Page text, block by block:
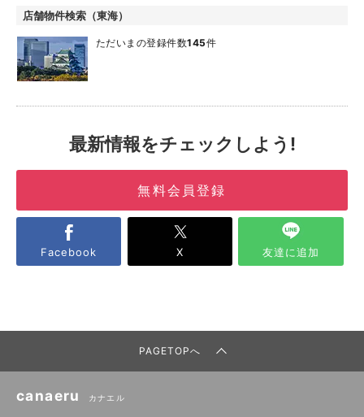
店舗物件検索（東海）
ただいまの登録件数145件
最新情報をチェックしよう!
無料会員登録
Facebook X 友達に追加
PAGETOPへ
canaeru カナエル